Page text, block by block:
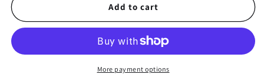
Floyd
Back
Canvas
Back
Catalogue
Canvas
Wall
Add to cart
More payment options